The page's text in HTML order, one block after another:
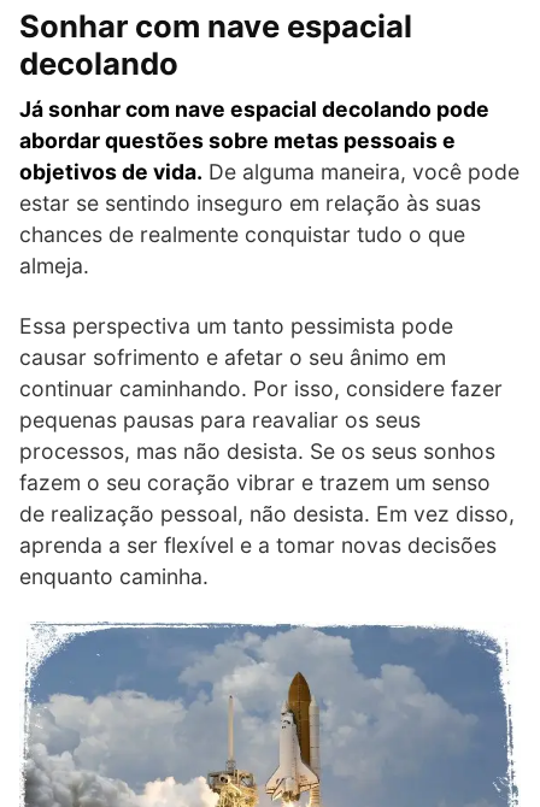
Sonhar com nave espacial
decolando
Já sonhar com nave espacial decolando pode
abordar questões sobre metas pessoais e
objetivos de vida. De alguma maneira, você pode
estar se sentindo inseguro em relação às suas
chances de realmente conquistar tudo o que
almeja.
Essa perspectiva um tanto pessimista pode
causar sofrimento e afetar o seu ânimo em
continuar caminhando. Por isso, considere fazer
pequenas pausas para reavaliar os seus
processos, mas não desista. Se os seus sonhos
fazem o seu coração vibrar e trazem um senso
de realização pessoal, não desista. Em vez disso,
aprenda a ser flexível e a tomar novas decisões
enquanto caminha.